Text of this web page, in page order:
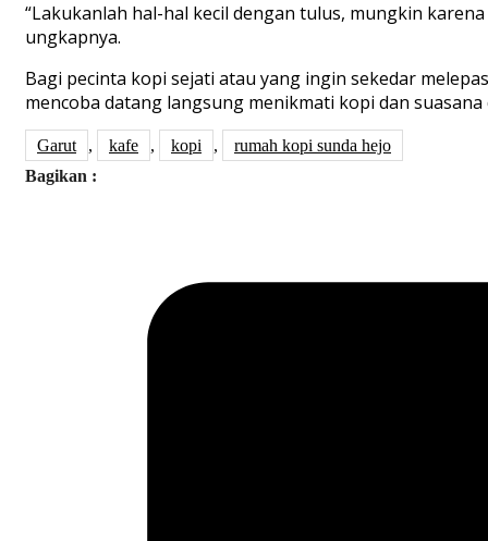
“Lakukanlah hal-hal kecil dengan tulus, mungkin
ungkapnya.
Bagi pecinta kopi sejati atau yang ingin sekedar
mencoba datang langsung menikmati kopi dan
Garut , kafe , kopi ,
rumah kopi sunda hejo
Bagikan :